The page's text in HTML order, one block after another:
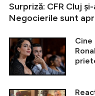
Surpriză: CFR Cluj
Negocierile sunt
Cine